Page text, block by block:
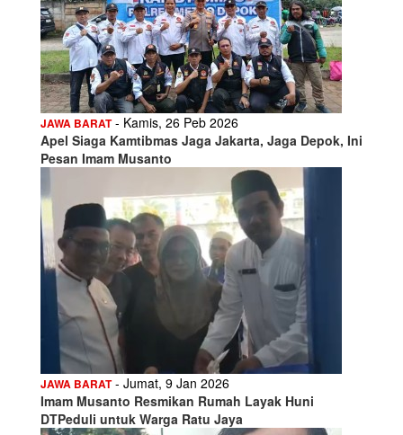
JAWA BARAT- Kamis, 26 Peb 2026
Apel Siaga Kamtibmas Jaga Jakarta, Jaga Depok, Ini
Pesan Imam Musanto
JAWA BARAT- Jumat, 9 Jan 2026
Imam Musanto Resmikan Rumah Layak Huni
DTPeduli untuk Warga Ratu Jaya